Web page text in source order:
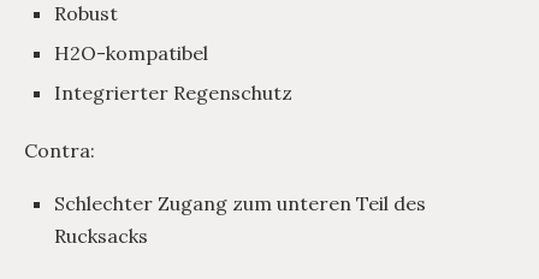
Robust
H2O-kompatibel
Integrierter Regenschutz
Contra:
Schlechter Zugang zum unteren Teil des
Rucksacks